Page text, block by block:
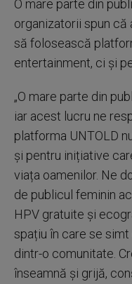
O mare parte din
organizatorii spun
să folosească
entertainment, ci și
„O mare parte din
iar acest lucru ne
platforma UNTOLD
și pentru inițiative
viața oamenilor. Ne
de publicul feminin
HPV gratuite și
spațiu în care se
dintr-o comunitate.
înseamnă și grijă,